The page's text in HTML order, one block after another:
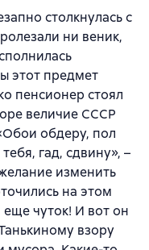
столкнулась с
ни веник,
этот предмет
пенсионер стоял
величие СССР
обдеру, пол
гад, сдвину», –
изменить
на этом
чуток! И вот он
взору